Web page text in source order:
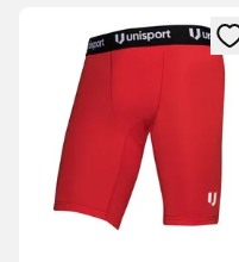
Megnyit egy modált a